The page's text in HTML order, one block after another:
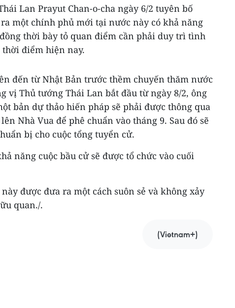
Lan Prayut Chan-o-cha ngày 6/2 tuyên bố
một chính phủ mới tại nước này có khả năng
thời bày tỏ quan điểm cần phải duy trì tình
điểm hiện nay.
đến từ Nhật Bản trước thềm chuyến thăm nước
vị Thủ tướng Thái Lan bắt đầu từ ngày 8/2, ông
bản dự thảo hiến pháp sẽ phải được thông qua
Nhà Vua để phê chuẩn vào tháng 9. Sau đó sẽ
bị cho cuộc tổng tuyển cử.
năng cuộc bầu cử sẽ được tổ chức vào cuối
được đưa ra một cách suôn sẻ và không xảy
quan./.
(Vietnam+)